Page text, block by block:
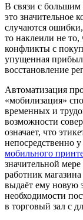
В связи с большим
это значительное
случаются
то наклеили не то,
конфликты с
упущенная
восстановление
Автоматизация
«мобилизация»
временных и
возможности
означает, что
непосредственно
мобильного
значительной
работник
выдаёт ему новую
необходимости
в торговый зал с